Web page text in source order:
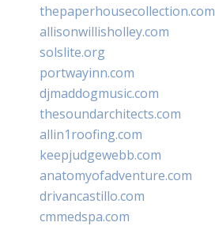
thepaperhousecollection.com
allisonwillisholley.com
solslite.org
portwayinn.com
djmaddogmusic.com
thesoundarchitects.com
allin1roofing.com
keepjudgewebb.com
anatomyofadventure.com
drivancastillo.com
cmmedspa.com